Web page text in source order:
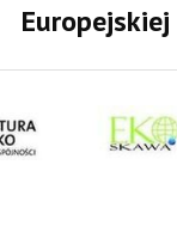
Europejskiej